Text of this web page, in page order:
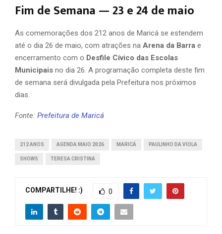
Fim de Semana — 23 e 24 de maio
As comemorações dos 212 anos de Maricá se estendem
até o dia 26 de maio, com atrações na Arena da Barra e
encerramento com o Desfile Cívico das Escolas
Municipais no dia 26. A programação completa deste fim
de semana será divulgada pela Prefeitura nos próximos
dias.
Fonte: Prefeitura de Maricá
212 ANOS AGENDA MAIO 2026 MARICÁ PAULINHO DA VIOLA
SHOWS TERESA CRISTINA
COMPARTILHE! :) 0